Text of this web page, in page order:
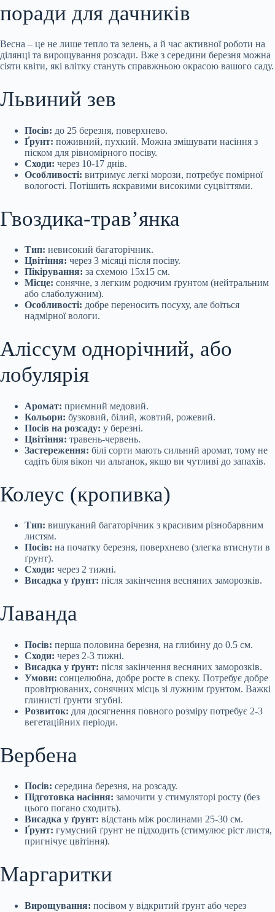
поради для дачників
Весна – це не лише тепло та зелень, а й час активної роботи на
ділянці та вирощування розсади. Вже з середини березня можна
сіяти квіти, які влітку стануть справжньою окрасою вашого саду.
Львиний зев
Посів: до 25 березня, поверхнево.
Ґрунт: поживний, пухкий. Можна змішувати насіння з
піском для рівномірного посіву.
Сходи: через 10-17 днів.
Особливості: витримує легкі морози, потребує помірної
вологості. Потішить яскравими високими суцвіттями.
Гвоздика-трав’янка
Тип: невисокий багаторічник.
Цвітіння: через 3 місяці після посіву.
Пікірування: за схемою 15х15 см.
Місце: сонячне, з легким родючим ґрунтом (нейтральним
або слаболужним).
Особливості: добре переносить посуху, але боїться
надмірної вологи.
Аліссум однорічний, або
лобулярія
Аромат: приємний медовий.
Кольори: бузковий, білий, жовтий, рожевий.
Посів на розсаду: у березні.
Цвітіння: травень-червень.
Застереження: білі сорти мають сильний аромат, тому не
садіть біля вікон чи альтанок, якщо ви чутливі до запахів.
Колеус (кропивка)
Тип: вишуканий багаторічник з красивим різнобарвним
листям.
Посів: на початку березня, поверхнево (злегка втиснути в
ґрунт).
Сходи: через 2 тижні.
Висадка у ґрунт: після закінчення весняних заморозків.
Лаванда
Посів: перша половина березня, на глибину до 0.5 см.
Сходи: через 2-3 тижні.
Висадка у ґрунт: після закінчення весняних заморозків.
Умови: сонцелюбна, добре росте в спеку. Потребує добре
провітрюваних, сонячних місць зі лужним ґрунтом. Важкі
глинисті ґрунти згубні.
Розвиток: для досягнення повного розміру потребує 2-3
вегетаційних періоди.
Вербена
Посів: середина березня, на розсаду.
Підготовка насіння: замочити у стимуляторі росту (без
цього погано сходить).
Висадка у ґрунт: відстань між рослинами 25-30 см.
Ґрунт: гумусний ґрунт не підходить (стимулює ріст листя,
пригнічує цвітіння).
Маргаритки
Вирощування: посівом у відкритий ґрунт або через